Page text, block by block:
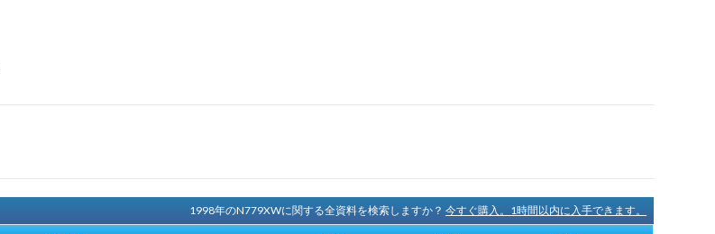
1998年のN779XWに関する全資料を検索しますか？今すぐ購入。1時間以内に入手できます。